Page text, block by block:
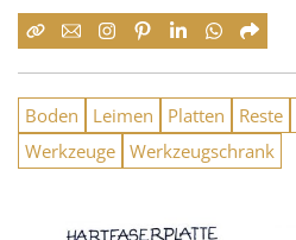
Boden Leimen Platten Reste
Werkzeuge Werkzeugschrank